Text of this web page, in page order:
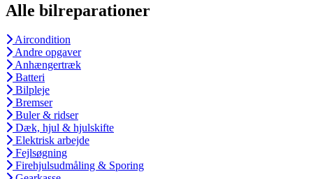
Alle bilreparationer
Aircondition
Andre opgaver
Anhængertræk
Batteri
Bilpleje
Bremser
Buler & ridser
Dæk, hjul & hjulskifte
Elektrisk arbejde
Fejlsøgning
Firehjulsudmåling & Sporing